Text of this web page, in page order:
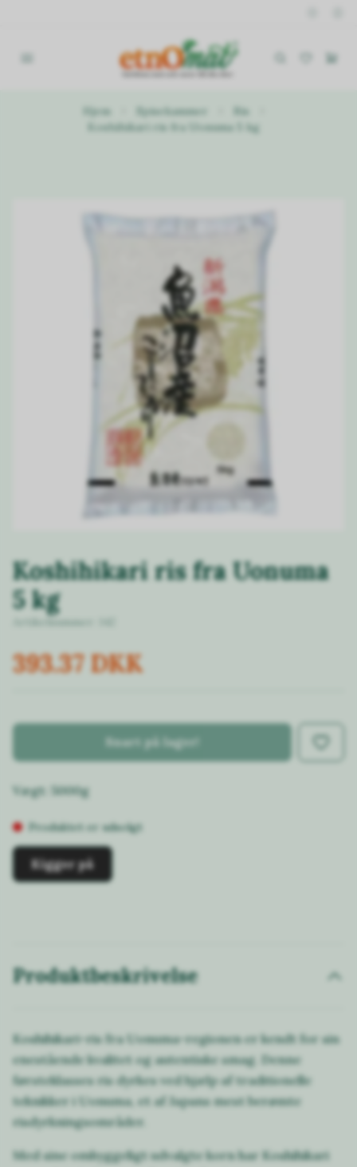
Hjem Spisekammer
Ris
Koshihikari ris fra Uonuma 5 kg
Koshihikari ris fra Uonuma
5 kg
Artikelnummer:
393.37 DKK
Snart på lager!
Vægt: 5000g
Produktet er udsolgt
Kigger på
Produktbeskrivelse
Koshihikari-ris fra Uonuma-regionen er kendt for sin
enestående kvalitet og autentiske smag. Denne
førsteklasses ris dyrkes ved hjælp af traditionelle
teknikker i Uonuma, et af Japans mest berømte
risdyrkningsområder.
Med sine omhyggeligt udvalgte korn har Koshihikari